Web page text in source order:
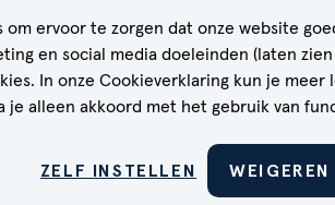
ervoor te zorgen dat onze website
en social media doeleinden (laten
In onze Cookieverklaring kun je meer
je alleen akkoord met het gebruik van
ZELF INSTELLEN WEIGEREN
VEELGESTELDE